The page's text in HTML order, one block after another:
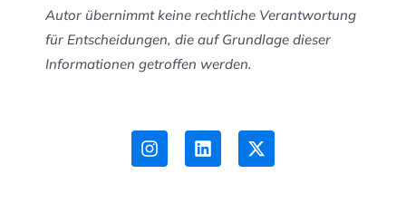
Autor übernimmt keine rechtliche Verantwortung
für Entscheidungen, die auf Grundlage dieser
Informationen getroffen werden.